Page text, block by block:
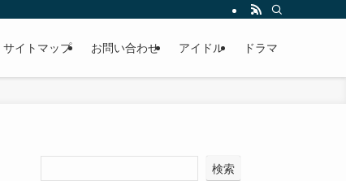
サイトマップ お問い合わせ アイドル ドラマ
検索